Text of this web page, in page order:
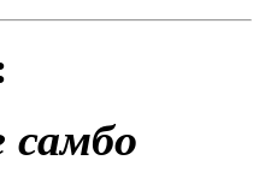
самбо